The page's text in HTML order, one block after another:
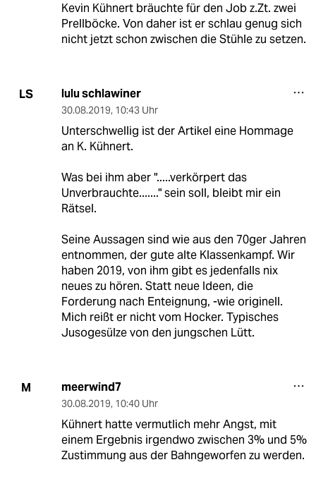
Kevin Kühnert bräuchte für den Job z.Zt. zwei
Prellböcke. Von daher ist er schlau genug sich
nicht jetzt schon zwischen die Stühle zu setzen.
LS lulu schlawiner
30.08.2019, 10:43 Uhr
Unterschwellig ist der Artikel eine Hommage
an K. Kühnert.
Was bei ihm aber ".....verkörpert das
Unverbrauchte......." sein soll, bleibt mir ein
Rätsel.
Seine Aussagen sind wie aus den 70ger Jahren
entnommen, der gute alte Klassenkampf. Wir
haben 2019, von ihm gibt es jedenfalls nix
neues zu hören. Statt neue Ideen, die
Forderung nach Enteignung, -wie originell.
Mich reißt er nicht vom Hocker. Typisches
Jusogesülze von den jungschen Lütt.
M meerwind7
30.08.2019, 10:40 Uhr
Kühnert hatte vermutlich mehr Angst, mit
einem Ergebnis irgendwo zwischen 3% und 5%
Zustimmung aus der Bahngeworfen zu werden.